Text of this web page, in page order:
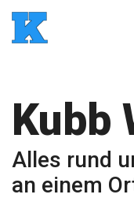
Kubb
Alles rund
an einem